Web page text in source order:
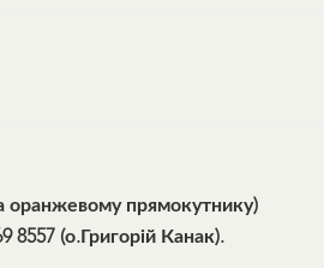
оранжевому прямокутнику)
8557 (о.Григорій Канак).